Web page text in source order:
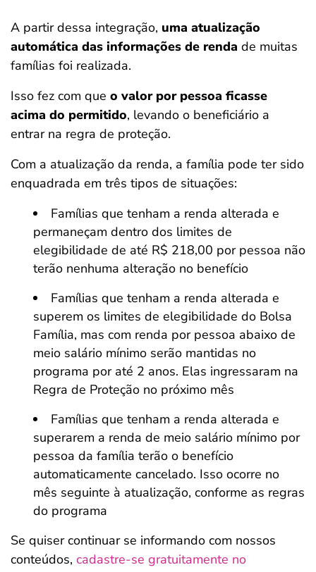
A partir dessa integração, uma atualização
automática das informações de renda de muitas
famílias foi realizada.
Isso fez com que o valor por pessoa ficasse
acima do permitido, levando o beneficiário a
entrar na regra de proteção.
Com a atualização da renda, a família pode ter sido
enquadrada em três tipos de situações:
Famílias que tenham a renda alterada e
permaneçam dentro dos limites de
elegibilidade de até R$ 218,00 por pessoa não
terão nenhuma alteração no benefício
Famílias que tenham a renda alterada e
superem os limites de elegibilidade do Bolsa
Família, mas com renda por pessoa abaixo de
meio salário mínimo serão mantidas no
programa por até 2 anos. Elas ingressaram na
Regra de Proteção no próximo mês
Famílias que tenham a renda alterada e
superarem a renda de meio salário mínimo por
pessoa da família terão o benefício
automaticamente cancelado. Isso ocorre no
mês seguinte à atualização, conforme as regras
do programa
Se quiser continuar se informando com nossos
conteúdos, cadastre-se gratuitamente no